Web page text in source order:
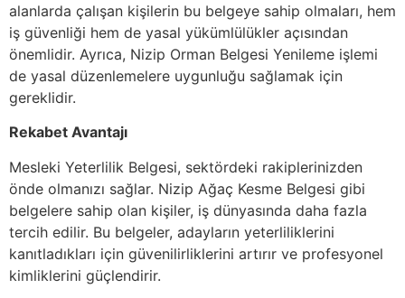
alanlarda çalışan kişilerin bu belgeye sahip olmaları, hem
iş güvenliği hem de yasal yükümlülükler açısından
önemlidir. Ayrıca, Nizip Orman Belgesi Yenileme işlemi
de yasal düzenlemelere uygunluğu sağlamak için
gereklidir.
Rekabet Avantajı
Mesleki Yeterlilik Belgesi, sektördeki rakiplerinizden
önde olmanızı sağlar. Nizip Ağaç Kesme Belgesi gibi
belgelere sahip olan kişiler, iş dünyasında daha fazla
tercih edilir. Bu belgeler, adayların yeterliliklerini
kanıtladıkları için güvenilirliklerini artırır ve profesyonel
kimliklerini güçlendirir.